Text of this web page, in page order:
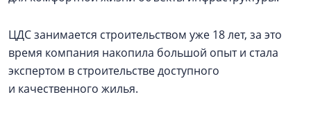
ЦДС занимается строительством уже 18 лет, за это
время компания накопила большой опыт и стала
экспертом в строительстве доступного
и качественного жилья.